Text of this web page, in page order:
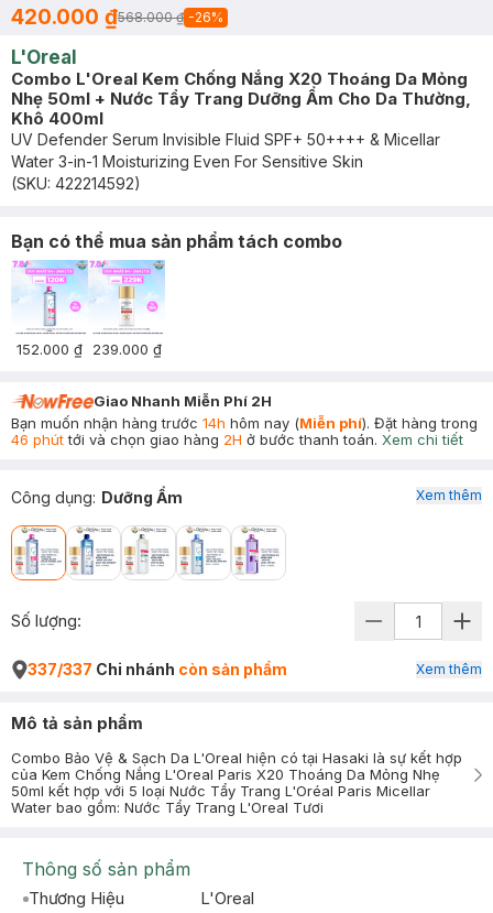
420.000 ₫568.000 ₫ -26%
L'Oreal
Combo L'Oreal Kem Chống Nắng X20 Thoáng Da Mỏng
Nhẹ 50ml + Nước Tẩy Trang Dưỡng Ẩm Cho Da Thường,
Khô 400ml
UV Defender Serum Invisible Fluid SPF+ 50++++ & Micellar
Water 3-in-1 Moisturizing Even For Sensitive Skin
(SKU: 422214592)
Bạn có thể mua sản phẩm tách combo
152.000 ₫ 239.000 ₫
Giao Nhanh Miễn Phí 2H
Bạn muốn nhận hàng trước 14h hôm nay (Miễn phí). Đặt hàng trong
46 phúttới và chọn giao hàng 2H ở bước thanh toán. Xem chi tiết
Công dụng: Dưỡng Ẩm Xem thêm
Số lượng:
337/337 Chi nhánh còn sản phẩm Xem thêm
Mô tả sản phẩm
Combo Bảo Vệ & Sạch Da L'Oreal hiện có tại Hasaki là sự kết hợp
của Kem Chống Nắng L'Oreal Paris X20 Thoáng Da Mỏng Nhẹ
50ml kết hợp với 5 loại Nước Tẩy Trang L'Oréal Paris Micellar
Water bao gồm: Nước Tẩy Trang L'Oreal Tươi
Thông số sản phẩm
Thương Hiệu
L'Oreal